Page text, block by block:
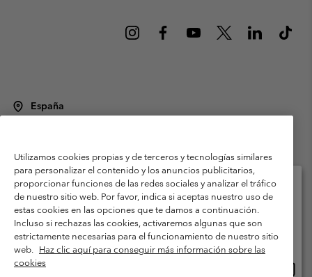
España
Condiciones de uso
Terminos de Venta
Garantía
Política de Privacidad
Términos y condiciones del programa de miembros
Términos De Uso Del Contenido Generado Por Los Usuarios
Impressum
Cookies Public CBCR
Utilizamos cookies propias y de terceros y tecnologías similares
para personalizar el contenido y los anuncios publicitarios,
proporcionar funciones de las redes sociales y analizar el tráfico
de nuestro sitio web. Por favor, indica si aceptas nuestro uso de
estas cookies en las opciones que te damos a continuación.
Incluso si rechazas las cookies, activaremos algunas que son
estrictamente necesarias para el funcionamiento de nuestro sitio
web. Haz clic aquí para conseguir más información sobre las
cookies
Selecciona tu país e idioma envío
Compras en línea disponibles